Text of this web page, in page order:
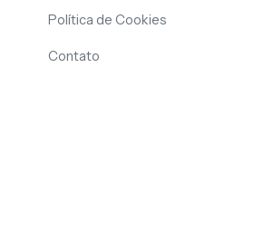
Política de Cookies
Contato